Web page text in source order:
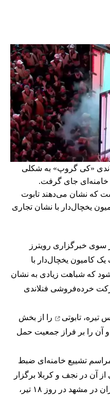
«کی گروپ» به شکلی
خامنه‌ای جای گرفت.
که نشان می‌دهند تابوت
یخچال‌دار با نشان تجاری
سوی خبرگزاری رویترز
کامیون یخچال‌دار با
که شباهت زیادی به نشان
خرده‌فروشی فنلاندی
تیره، تابوتی
را از بخش
و آن را بر فراز جمعیت حمل
تشییع خامنه‌ای ضبط
آن در نجف و کربلا برگزار
در مشهد در روز ۱۸ تیر،